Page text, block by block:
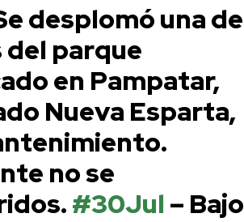
desplomó una de
del parque
en Pampatar,
Nueva Esparta,
no se
#30Jul – Bajo